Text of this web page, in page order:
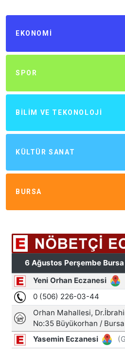
EKONOMI
SPOR
BILIM VE TEKONOLOJI
KÜLTÜR SANAT
BURSA